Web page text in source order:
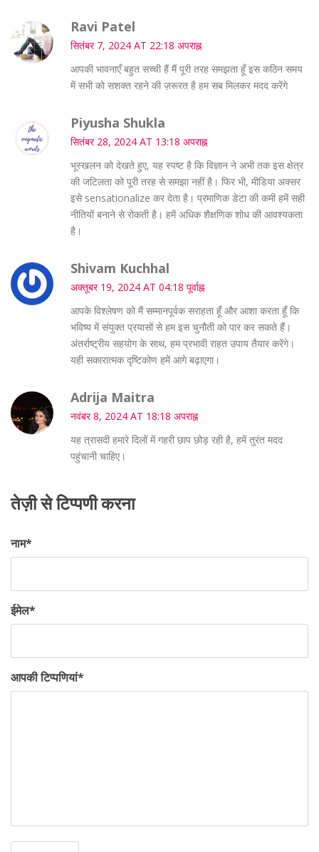
Ravi Patel
सितंबर 7, 2024 AT 22:18 अपराह्न
आपकी भावनाएँ बहुत सच्ची हैं मैं पूरी तरह समझता हूँ इस कठिन समय
में सभी को सशक्त रहने की ज़रूरत है हम सब मिलकर मदद करेंगे
Piyusha Shukla
सितंबर 28, 2024 AT 13:18 अपराह्न
भूस्खलन को देखते हुए, यह स्पष्ट है कि विज्ञान ने अभी तक इस क्षेत्र
की जटिलता को पूरी तरह से समझा नहीं है। फिर भी, मीडिया अक्सर
इसे sensationalize कर देता है। प्रमाणिक डेटा की कमी हमें सही
नीतियों बनाने से रोकती है। हमें अधिक शैक्षणिक शोध की आवश्यकता
है।
Shivam Kuchhal
अक्तूबर 19, 2024 AT 04:18 पूर्वाह्न
आपके विश्लेषण को मैं सम्मानपूर्वक सराहता हूँ और आशा करता हूँ कि
भविष्य में संयुक्त प्रयासों से हम इस चुनौती को पार कर सकते हैं।
अंतर्राष्ट्रीय सहयोग के साथ, हम प्रभावी राहत उपाय तैयार करेंगे।
यही सकारात्मक दृष्टिकोण हमें आगे बढ़ाएगा।
Adrija Maitra
नवंबर 8, 2024 AT 18:18 अपराह्न
यह त्रासदी हमारे दिलों में गहरी छाप छोड़ रही है, हमें तुरंत मदद
पहुंचानी चाहिए।
तेज़ी से टिप्पणी करना
नाम*
ईमेल*
आपकी टिप्पणियां*